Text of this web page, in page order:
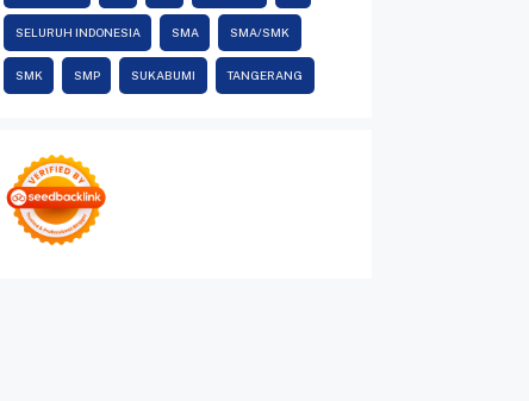
SELURUH INDONESIA SMA SMA/SMK
SMK SMP SUKABUMI TANGERANG